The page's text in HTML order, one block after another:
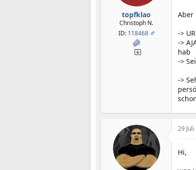
topfklao
Christoph N.
ID: 118468
Aber
->
->
hab
->
->
29
Hi,